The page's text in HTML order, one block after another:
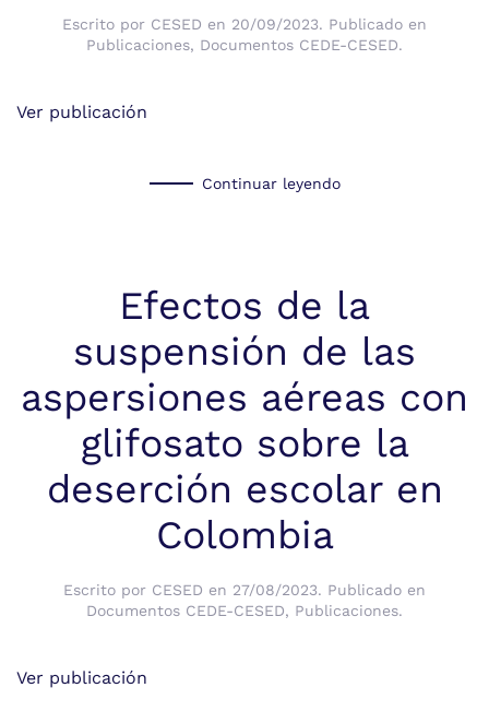
Escrito por CESED en 20/09/2023. Publicado en
Publicaciones, Documentos CEDE-CESED.
Ver publicación
Continuar leyendo
Efectos de la
suspensión de las
aspersiones aéreas con
glifosato sobre la
deserción escolar en
Colombia
Escrito por CESED en 27/08/2023. Publicado en
Documentos CEDE-CESED, Publicaciones.
Ver publicación